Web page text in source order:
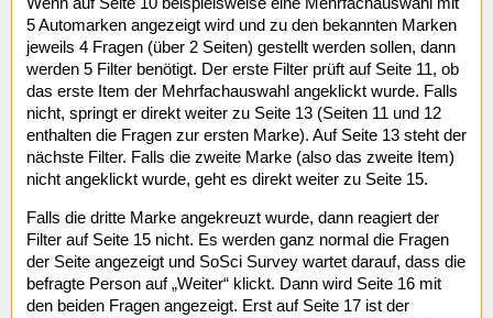
Wenn auf Seite 10 beispielsweise eine Mehrfachauswahl mit
5 Automarken angezeigt wird und zu den bekannten Marken
jeweils 4 Fragen (über 2 Seiten) gestellt werden sollen, dann
werden 5 Filter benötigt. Der erste Filter prüft auf Seite 11, ob
das erste Item der Mehrfachauswahl angeklickt wurde. Falls
nicht, springt er direkt weiter zu Seite 13 (Seiten 11 und 12
enthalten die Fragen zur ersten Marke). Auf Seite 13 steht der
nächste Filter. Falls die zweite Marke (also das zweite Item)
nicht angeklickt wurde, geht es direkt weiter zu Seite 15.
Falls die dritte Marke angekreuzt wurde, dann reagiert der
Filter auf Seite 15 nicht. Es werden ganz normal die Fragen
der Seite angezeigt und SoSci Survey wartet darauf, dass die
befragte Person auf „Weiter“ klickt. Dann wird Seite 16 mit
den beiden Fragen angezeigt. Erst auf Seite 17 ist der